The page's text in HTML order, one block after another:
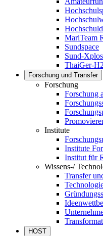
MariTeam
Sundspace
Sund-
ThaiGer-
Forschung und Transfer
Forschung
Forschung
Institute
Institute
Institut für
Wissens-/
Transfer
HOST